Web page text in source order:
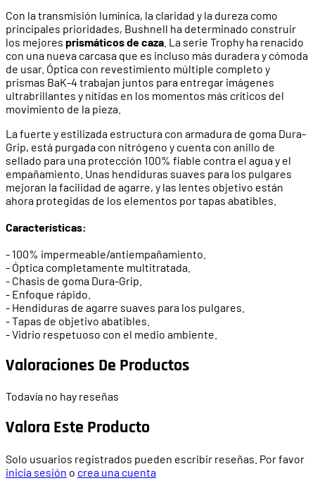
Con la transmisión lumínica, la claridad y la dureza como
principales prioridades, Bushnell ha determinado construir
los mejores prismáticos de caza . La serie Trophy ha renacido
con una nueva carcasa que es incluso más duradera y cómoda
de usar. Óptica con revestimiento múltiple completo y
prismas BaK-4 trabajan juntos para entregar imágenes
ultrabrillantes y nítidas en los momentos más críticos del
movimiento de la pieza.
La fuerte y estilizada estructura con armadura de goma Dura-
Grip, está purgada con nitrógeno y cuenta con anillo de
sellado para una protección 100% fiable contra el agua y el
empañamiento. Unas hendiduras suaves para los pulgares
mejoran la facilidad de agarre, y las lentes objetivo están
ahora protegidas de los elementos por tapas abatibles.
Características:
- 100% impermeable/antiempañamiento.
- Óptica completamente multitratada.
- Chasis de goma Dura-Grip.
- Enfoque rápido.
- Hendiduras de agarre suaves para los pulgares.
- Tapas de objetivo abatibles.
- Vidrio respetuoso con el medio ambiente.
Valoraciones De Productos
Todavía no hay reseñas
Valora Este Producto
Solo usuarios registrados pueden escribir reseñas. Por favor
inicia sesión o crea una cuenta